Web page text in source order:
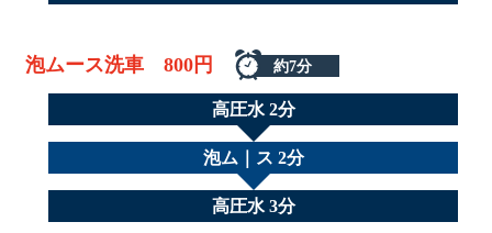
泡ムース洗車 800円 約7分
高圧水 2分
泡ム｜ス 2分
高圧水 3分